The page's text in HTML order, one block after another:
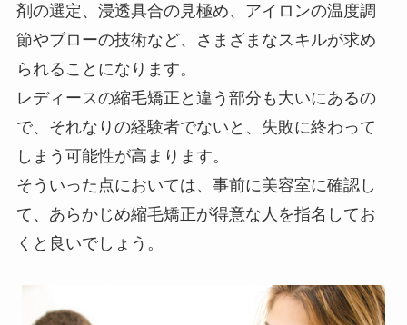
剤の選定、浸透具合の見極め、アイロンの温度調
節やブローの技術など、さまざまなスキルが求め
られることになります。
レディースの縮毛矯正と違う部分も大いにあるの
で、それなりの経験者でないと、失敗に終わって
しまう可能性が高まります。
そういった点においては、事前に美容室に確認し
て、あらかじめ縮毛矯正が得意な人を指名してお
くと良いでしょう。